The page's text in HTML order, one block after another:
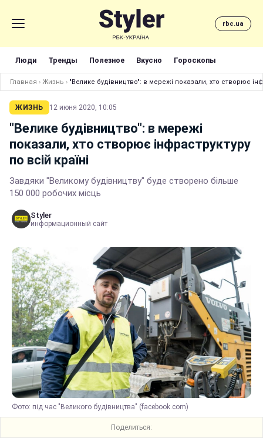
rbc.ua
Люди Тренды Полезное Вкусно Гороскопы
Главная › Жизнь › "Велике будівництво": в мережі показали, хто створює
ЖИЗНЬ 12 июня 2020, 10:05
"Велике будівництво": в мережі
показали, хто створює інфраструктуру
по всій країні
Завдяки "Великому будівництву" буде створено більше
150 000 робочих місць
Styler
информационный сайт
Фото: під час "Великого будівництва" (facebook.com)
Поделиться: